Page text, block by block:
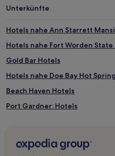
Unterkünfte
Hotels nahe Ann Starrett
Hotels nahe Fort Worden State
Gold Bar Hotels
Hotels nahe Doe Bay Hot
Beach Haven Hotels
Port Gardner: Hotels
Hotels nahe The Village at